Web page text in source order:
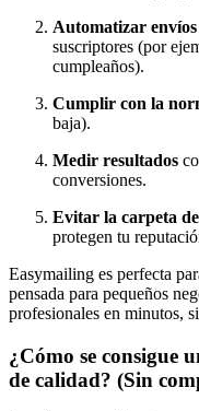
Automatizar envíos
suscriptores (por
cumpleaños).
Cumplir con la
baja).
Medir resultados
conversiones.
Evitar la carpeta
protegen tu
Easymailing es perfecta
pensada para pequeños
profesionales en minutos,
¿Cómo se consigue
de calidad? (Sin